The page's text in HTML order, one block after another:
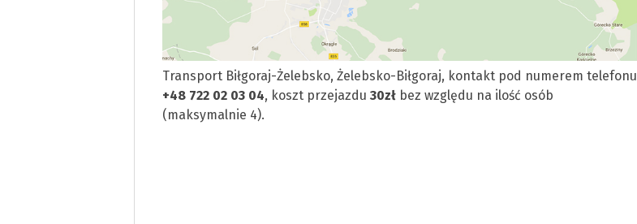
Transport Biłgoraj-Żelebsko, Żelebsko-Biłgoraj, kontakt pod numerem telefonu
+48 722 02 03 04, koszt przejazdu30zł bez względu na ilość osób
(maksymalnie 4).